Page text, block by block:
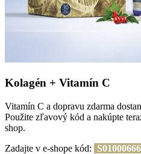
Kolagén + Vitamín C
Vitamín C a dopravu zdarma
Použite zľavový kód a nakúpte
shop.
Zadajte v e-shope kód:
S01000666